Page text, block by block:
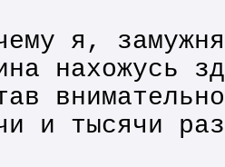
я,
нахожусь
и тысячи